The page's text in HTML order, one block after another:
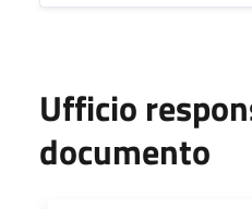
Ufficio
documento